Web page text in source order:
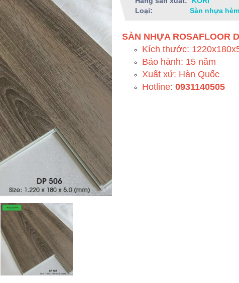
Loại:
Sàn nhựa
SÀN NHỰA ROSAFLOOR
Kích thước:
Bảo hành: 15 năm
Xuất xứ: Hàn Quốc
Hotline: 0931140505